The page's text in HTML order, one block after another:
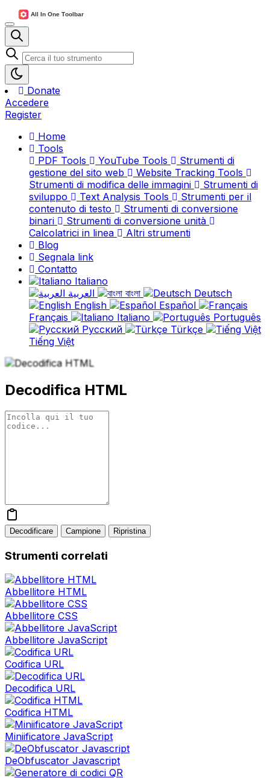
Donate
Accedere
Register
Home
Tools
PDF Tools
YouTube Tools
Strumenti di
gestione del sito web
Website Tracking Tools
Strumenti di modifica delle immagini
Strumenti di
sviluppo
Text Analysis Tools
Strumenti per il
contenuto di testo
Strumenti di conversione
binari
Strumenti di conversione unità
Calcolatrici in linea
Altri strumenti
Blog
Segnala link
Contatto
Italiano
বাংলা
Deutsch
English
Español
Français
Italiano
Português
Русский
Türkçe
Tiếng Việt
Decodifica HTML
Decodificare Campione Ripristina
Strumenti correlati
Abbellitore HTML
Abbellitore CSS
Abbellitore JavaScript
Codifica URL
Decodifica URL
Codifica HTML
Miniificatore JavaScript
DeObfuscator Javascript